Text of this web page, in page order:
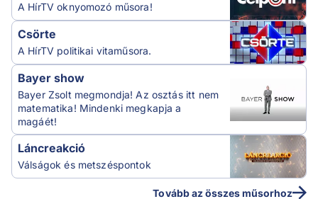
A HírTV oknyomozó műsora!
Csörte
A HírTV politikai vitaműsora.
Bayer show
Bayer Zsolt megmondja! Az osztás itt nem
matematika! Mindenki megkapja a
magáét!
Láncreakció
Válságok és metszéspontok
Tovább az összes műsorhoz